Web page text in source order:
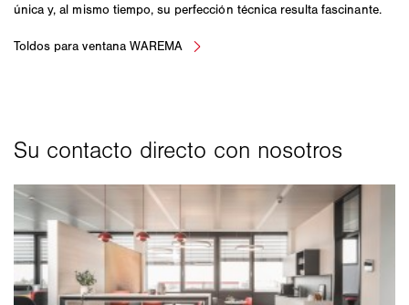
única y, al mismo tiempo, su perfección técnica resulta fascinante.